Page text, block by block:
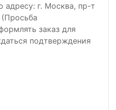
адресу: г. Москва, пр-т
заказ для
подтверждения